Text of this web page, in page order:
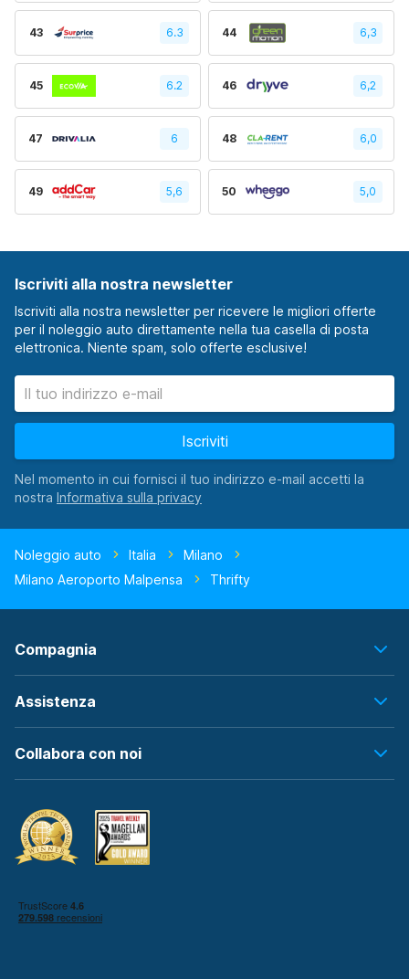
43 6.3 44 6,3
45 6.2 46 6,2
47 6 48 6,0
49 5,6 50 5,0
Iscriviti alla nostra newsletter
Iscriviti alla nostra newsletter per ricevere le migliori offerte
per il noleggio auto direttamente nella tua casella di posta
elettronica. Niente spam, solo offerte esclusive!
Iscriviti
Nel momento in cui fornisci il tuo indirizzo e-mail accetti la
nostra
Noleggio auto Italia
Milano
Milano Aeroporto Malpensa
Thrifty
Compagnia
Assistenza
Collabora con noi